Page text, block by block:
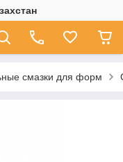
смазки для форм